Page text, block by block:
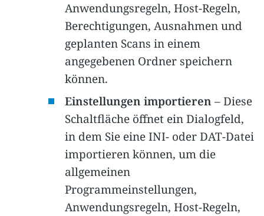
Anwendungsregeln, Host-Regeln,
Berechtigungen, Ausnahmen und
geplanten Scans in einem
angegebenen Ordner speichern
können.
Einstellungen importieren – Diese
Schaltfläche öffnet ein Dialogfeld,
in dem Sie eine INI- oder DAT-Datei
importieren können, um die
allgemeinen
Programmeinstellungen,
Anwendungsregeln, Host-Regeln,